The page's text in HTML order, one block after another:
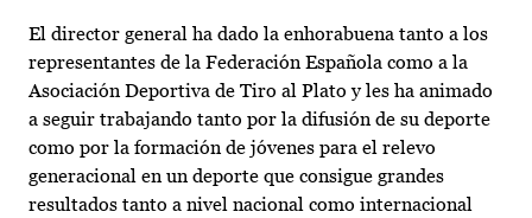
El director general ha dado la enhorabuena tanto a los
representantes de la Federación Española como a la
Asociación Deportiva de Tiro al Plato y les ha animado
a seguir trabajando tanto por la difusión de su deporte
como por la formación de jóvenes para el relevo
generacional en un deporte que consigue grandes
resultados tanto a nivel nacional como internacional